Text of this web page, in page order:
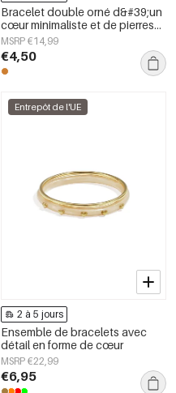
Bracelet double orné d&#39;un
cœur minimaliste et de pierres
de zircone
MSRP €14,99
€4,50
Entrepôt de l'UE
2 à 5 jours
Ensemble de bracelets avec
détail en forme de cœur
MSRP €22,99
€6,95